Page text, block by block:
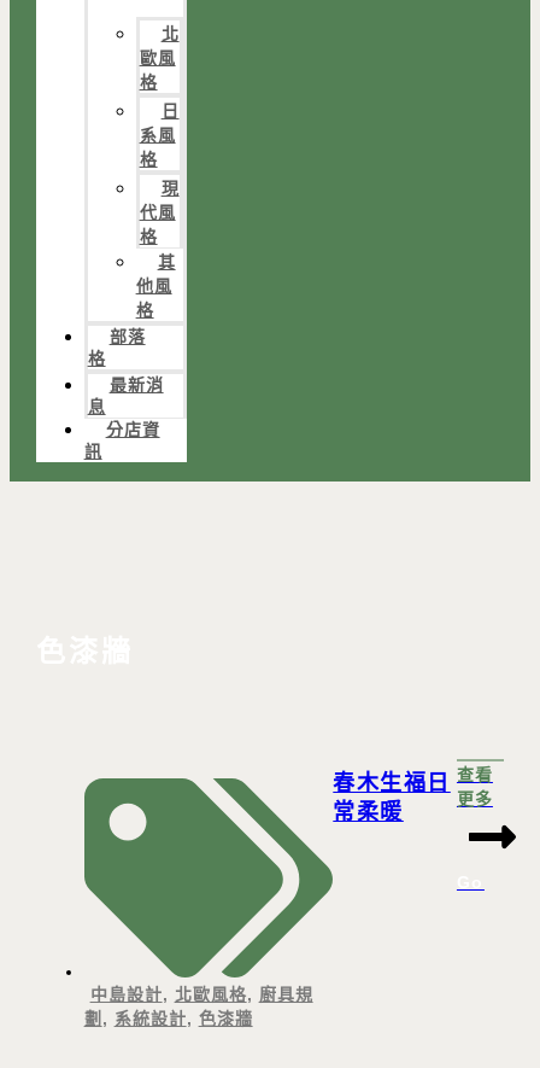
北
歐風
格
日
系風
格
現
代風
格
其
他風
格
部落
格
最新消
息
分店資
訊
中島設計, 北歐風格, 廚具規
劃 , 系統設計, 色漆牆
春木生福日
常柔暖
查看
更多